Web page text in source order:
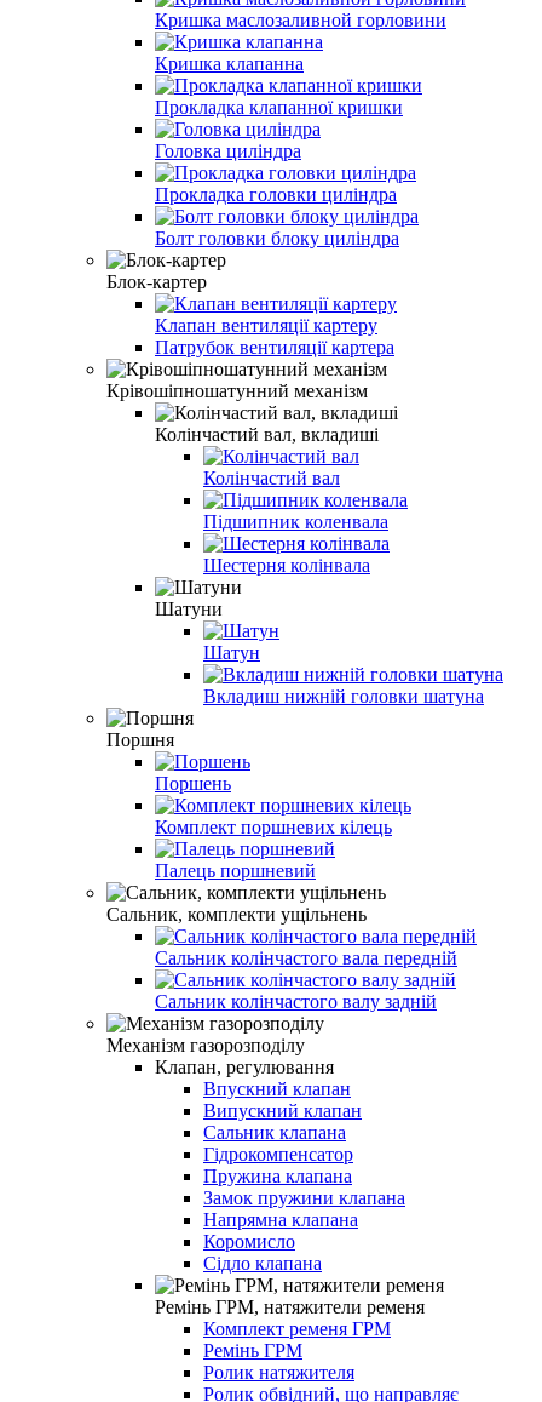
Кришка маслозаливной горловини
Кришка клапанна
Прокладка клапанної кришки
Головка циліндра
Прокладка головки циліндра
Болт головки блоку циліндра
Блок-картер
Клапан вентиляції картеру
Патрубок вентиляції картера
Крівошіпношатунний механізм
Колінчастий вал, вкладиші
Колінчастий вал
Підшипник коленвала
Шестерня колінвала
Шатуни
Шатун
Вкладиш нижній головки шатуна
Поршня
Поршень
Комплект поршневих кілець
Палець поршневий
Сальник, комплекти ущільнень
Сальник колінчастого вала передній
Сальник колінчастого валу задній
Механізм газорозподілу
Клапан, регулювання
Впускний клапан
Випускний клапан
Сальник клапана
Гідрокомпенсатор
Пружина клапана
Замок пружини клапана
Напрямна клапана
Коромисло
Сідло клапана
Ремінь ГРМ, натяжители ременя
Комплект ременя ГРМ
Ремінь ГРМ
Ролик натяжителя
Ролик обвідний, що направляє